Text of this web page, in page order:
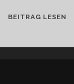
BEITRAG LESEN